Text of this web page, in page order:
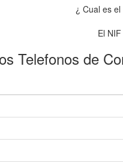
¿ Cual es
El
Telefonos de